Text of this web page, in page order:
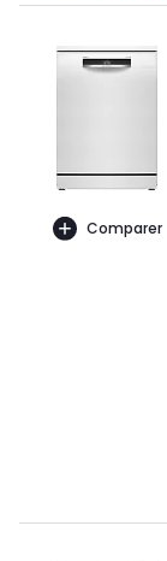
Comparer